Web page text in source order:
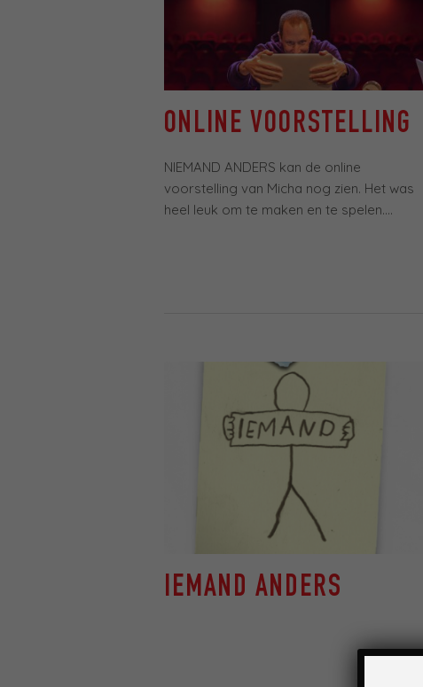
ONLINE VOORSTELLING
NIEMAND ANDERS kan de online
voorstelling van Micha nog zien. Het was
heel leuk om te maken en te spelen....
IEMAND ANDERS